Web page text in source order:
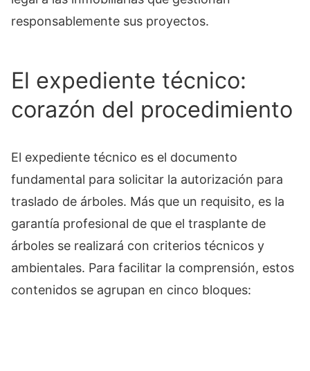
responsablemente sus proyectos.
El expediente técnico:
corazón del procedimiento
El expediente técnico es el documento
fundamental para solicitar la autorización para
traslado de árboles. Más que un requisito, es la
garantía profesional de que el trasplante de
árboles se realizará con criterios técnicos y
ambientales. Para facilitar la comprensión, estos
contenidos se agrupan en cinco bloques: